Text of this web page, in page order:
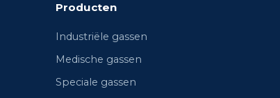
Producten
Industriële gassen
Medische gassen
Speciale gassen